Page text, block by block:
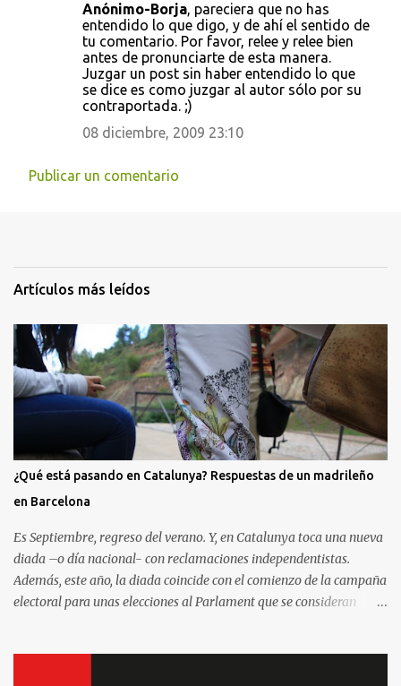
Anónimo-Borja, pareciera que no has
entendido lo que digo, y de ahí el sentido de
tu comentario. Por favor, relee y relee bien
antes de pronunciarte de esta manera.
Juzgar un post sin haber entendido lo que
se dice es como juzgar al autor sólo por su
contraportada. ;)
08 diciembre, 2009 23:10
Publicar un comentario
Artículos más leídos
¿Qué está pasando en Catalunya? Respuestas de un madrileño
en Barcelona
Es Septiembre, regreso del verano. Y, en Catalunya toca una nueva
diada –o día nacional- con reclamaciones independentistas.
Además, este año, la diada coincide con el comienzo de la campaña
electoral para unas elecciones al Parlament que se consideran